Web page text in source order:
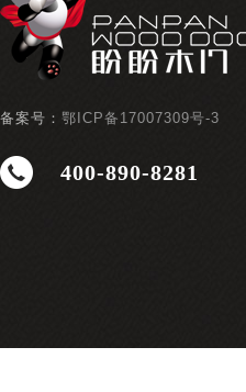
备案号： 鄂ICP备17007309号-3
400-890-8281